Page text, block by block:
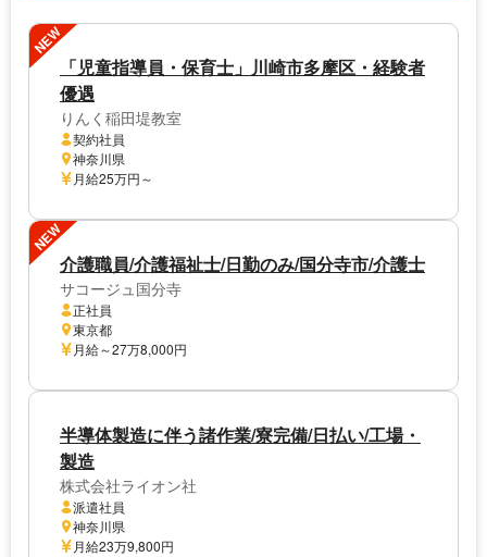
NEW
「児童指導員・保育士」川崎市多摩区・経験者
優遇
りんく稲田堤教室
契約社員
神奈川県
月給25万円～
NEW
介護職員/介護福祉士/日勤のみ/国分寺市/介護士
サコージュ国分寺
正社員
東京都
月給～27万8,000円
半導体製造に伴う諸作業/寮完備/日払い/工場・
製造
株式会社ライオン社
派遣社員
神奈川県
月給23万9,800円